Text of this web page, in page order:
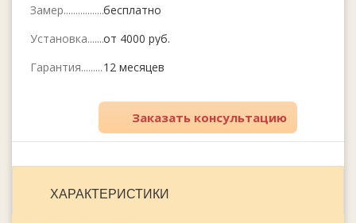
Замер
бесплатно
Установка
от 4000 руб.
Гарантия
12 месяцев
Заказать консультацию
ХАРАКТЕРИСТИКИ